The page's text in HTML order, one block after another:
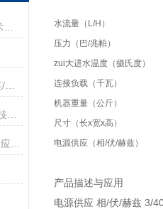
海尔haier HXC-608血液冷藏箱技术参数
德国赛多利斯Sartorius MA150石英/红外水份测定仪技术参数
日本ULVAC CFB-1200复合分子泵技术参数
水流量（L/H）
压力（巴/兆帕）
zui大进水温度（摄氏度）
连接负载（千瓦）
机器重量（公斤）
尺寸（长x宽x高）
电源供应（相/伏/赫兹）
产品描述与应用
电源供应 相/伏/赫兹 3/